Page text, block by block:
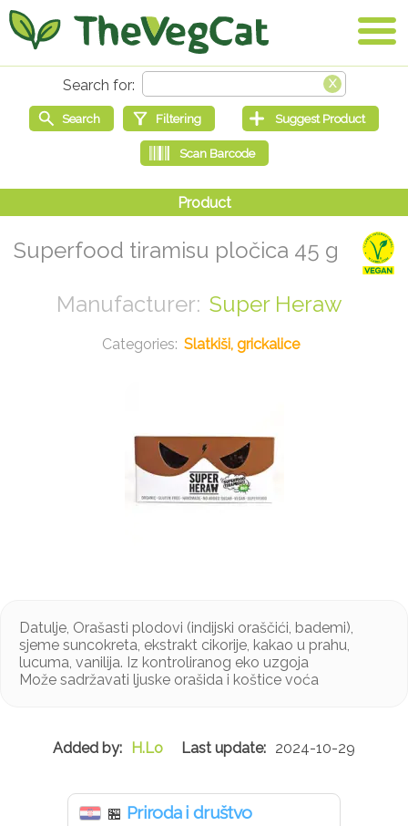
Superfood tiramisu pločica 45 g
Super Heraw
Slatkiši, grickalice
Datulje, Orašasti plodovi (indijski oraščići, bademi),
sjeme suncokreta, ekstrakt cikorije, kakao u prahu,
lucuma, vanilija. Iz kontroliranog eko uzgoja
Može sadržavati ljuske orašida i koštice voća
H.Lo 2024-10-29
🏪 Priroda i društvo